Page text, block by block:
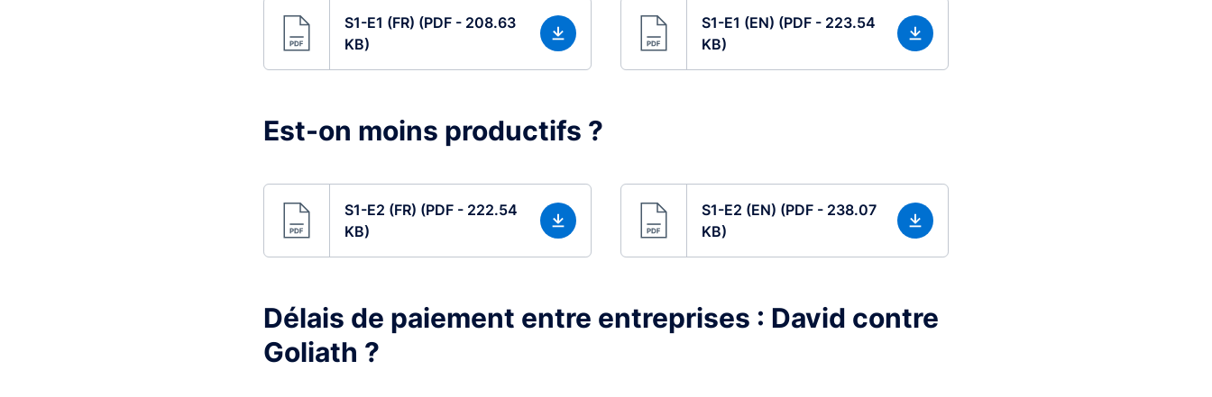
S1-E1 (FR) (PDF - 208.63
KB)
S1-E1 (EN) (PDF - 223.54
KB)
Est-on moins productifs ?
S1-E2 (FR) (PDF - 222.54
KB)
S1-E2 (EN) (PDF - 238.07
KB)
Délais de paiement entre entreprises : David contre
Goliath ?